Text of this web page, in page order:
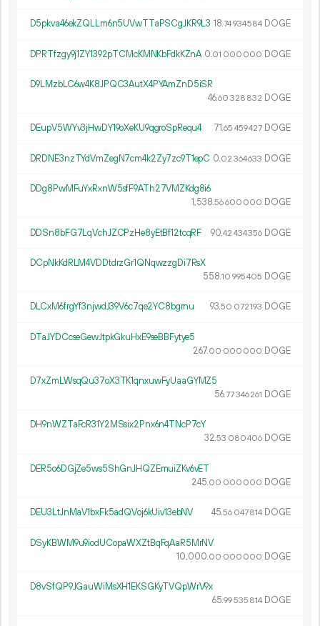
D5pkva46ekZQLLm6n5UVwTTaPSCgJKR9L3 18.74934584 DOGE
DPRTfzgy9j1ZY1392pTCMcKMNKbFdkKZnA 0.01 000 000 DOGE
D9LMzbLC6w4K8JPQC3AutX4PYAmZnD5iSR
46.60 328 832 DOGE
DEupV5WYv3jHwDY19oXeKU9qgroSpRequ4 71.65 459427 DOGE
DRDNE3nzTYdVmZegN7cm4k2Zy7zc9T1epC 0.02 364633 DOGE
DDg8PwMFuYxRxnW5sfF9ATh27VMZKdg8i6
1 538.56600 000 DOGE
DDSn8bFG7LqVchJZCPzHe8yEtBf12tcqRF 90.42 434356 DOGE
DCpNkKdRLM4VDDtdrzGr1QNqwzzgDi7RsX
558.10 995405 DOGE
DLCxM6frgYf3njwdJ39V6c7qe2YC8bgrnu 93.50 072193 DOGE
DTaJYDCcseGewJtpkGkuHxE9seBBFytye5
267.00 000 000 DOGE
D7xZmLWsqQu37oX3TK1qnxuwFyUaaGYMZ5
56.77346261 DOGE
DH9nWZTaFcR31Y2MSsix2Pnx6n4TNcP7cY
32.53 080406 DOGE
DER5o6DGjZe5ws5ShGnJHQZEmuiZKv6vET
245.00 000 000 DOGE
DEU3LtJnMaV1bxFk5adQVoj6kUiv13ebNV 45.56 047814 DOGE
DSyKBWM9u9iodUCopaWXZtBqFqAaR5MrNV
10 000.00 000 000 DOGE
D8vSfQP9JGauWiMsXH1EKSGKyTVQpWrV9x
65.99535 814 DOGE